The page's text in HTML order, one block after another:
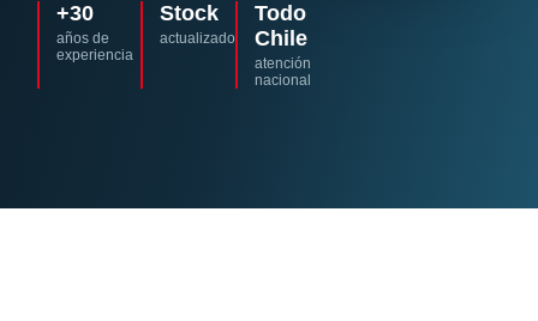
+30
años de
experiencia
Stock
actualizado
Todo
Chile
atención
nacional